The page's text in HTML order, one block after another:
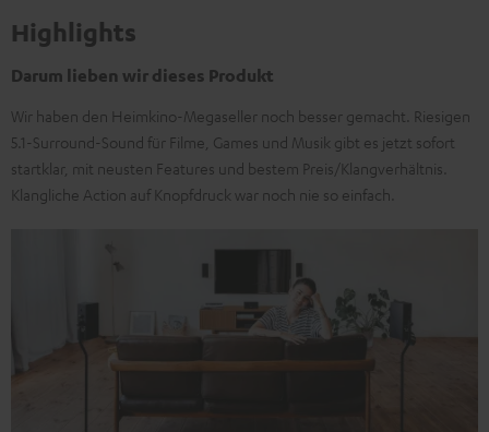
Highlights
Darum lieben wir dieses Produkt
Wir haben den Heimkino-Megaseller noch besser gemacht. Riesigen
5.1-Surround-Sound für Filme, Games und Musik gibt es jetzt sofort
startklar, mit neusten Features und bestem Preis/Klangverhältnis.
Klangliche Action auf Knopfdruck war noch nie so einfach.